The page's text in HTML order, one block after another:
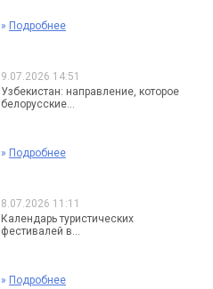
» Подробнее
9.07.2026 14:51
Узбекистан: направление, которое
белорусские...
» Подробнее
8.07.2026 11:11
Календарь туристических
фестивалей в...
» Подробнее